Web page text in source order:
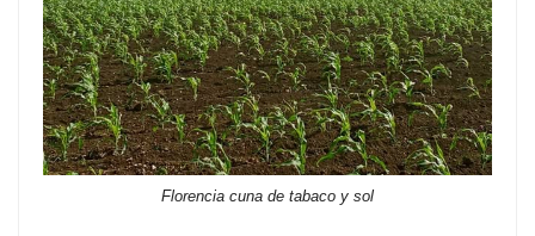
Florencia cuna de tabaco y sol